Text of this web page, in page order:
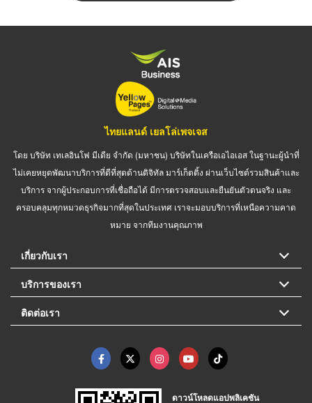
ไทยแลนด์ เยลโล่เพจเจส
โดย บริษัท เทเลอินโฟ มีเดีย จำกัด (มหาชน) บริษัทในเครือเอไอเอส ในฐานะผู้นำที่
ไม่เคยหยุดพัฒนาบริการที่ดีที่สุดด้านดิจิทัล มาร์เก็ตติ้ง ผ่านเว็บไซต์รวมสินค้าและ
บริการ จากผู้ประกอบการที่เชื่อถือได้ มีการตรวจสอบและยืนยันตัวตนจริง และ
ครอบคลุมทุกหมวดธุรกิจมากที่สุดในประเทศ เราจะมอบบริการที่เหนือความคาด
หมาย จากทีมงานคุณภาพ
เกี่ยวกับเรา
บริการของเรา
ติดต่อเรา
ดาวน์โหลดแอปพลิเคชัน